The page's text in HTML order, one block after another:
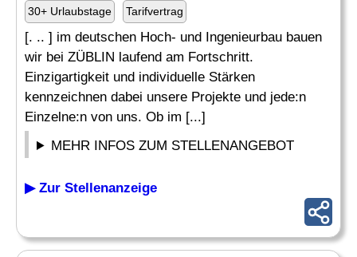
30+ Urlaubstage Tarifvertrag
[. .. ] im deutschen Hoch- und Ingenieurbau bauen
wir bei ZÜBLIN laufend am Fortschritt.
Einzigartigkeit und individuelle Stärken
kennzeichnen dabei unsere Projekte und jede:n
Einzelne:n von uns. Ob im [...]
MEHR INFOS ZUM STELLENANGEBOT
▶ Zur Stellenanzeige